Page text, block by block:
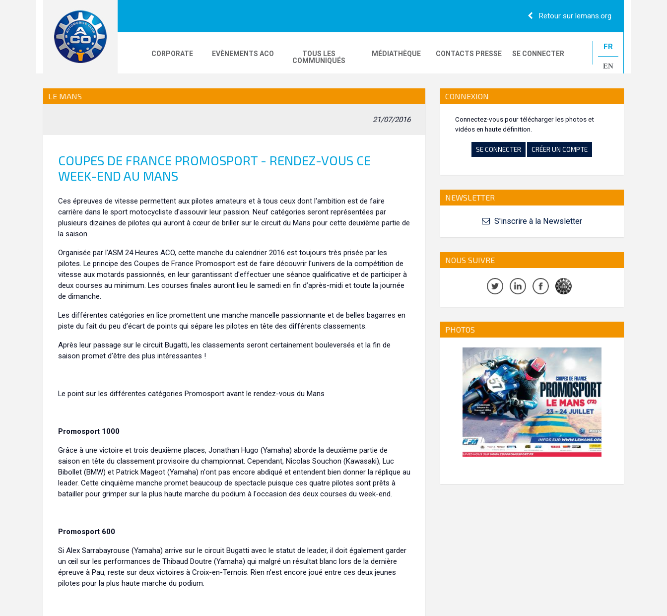
Retour sur lemans.org
CORPORATE EVÈNEMENTS ACO
LE MANS CLASSIC
TOUS LES
COMMUNIQUÉS
MÉDIATHÈQUE
LOGOS
CONTACTS PRESSE SE CONNECTER
FR
EN
LE MANS
21/07/2016
COUPES DE FRANCE PROMOSPORT - RENDEZ-VOUS CE
WEEK-END AU MANS
Ces épreuves de vitesse permettent aux pilotes amateurs et à tous ceux dont l'ambition est de faire
carrière dans le sport motocycliste d'assouvir leur passion. Neuf catégories seront représentées par
plusieurs dizaines de pilotes qui auront à cœur de briller sur le circuit du Mans pour cette deuxième partie de
la saison.
Organisée par l’ASM 24 Heures ACO, cette manche du calendrier 2016 est toujours très prisée par les
pilotes. Le principe des Coupes de France Promosport est de faire découvrir l'univers de la compétition de
vitesse aux motards passionnés, en leur garantissant d'effectuer une séance qualificative et de participer à
deux courses au minimum. Les courses finales auront lieu le samedi en fin d’après-midi et toute la journée
de dimanche.
Les différentes catégories en lice promettent une manche mancelle passionnante et de belles bagarres en
piste du fait du peu d’écart de points qui sépare les pilotes en tête des différents classements.
Après leur passage sur le circuit Bugatti, les classements seront certainement bouleversés et la fin de
saison promet d’être des plus intéressantes !
Le point sur les différentes catégories Promosport avant le rendez-vous du Mans
Promosport 1000
Grâce à une victoire et trois deuxième places, Jonathan Hugo (Yamaha) aborde la deuxième partie de
saison en tête du classement provisoire du championnat. Cependant, Nicolas Souchon (Kawasaki), Luc
Bibollet (BMW) et Patrick Mageot (Yamaha) n'ont pas encore abdiqué et entendent bien donner la réplique au
leader. Cette cinquième manche promet beaucoup de spectacle puisque ces quatre pilotes sont prêts à
batailler pour grimper sur la plus haute marche du podium à l'occasion des deux courses du week-end.
Promosport 600
Si Alex Sarrabayrouse (Yamaha) arrive sur le circuit Bugatti avec le statut de leader, il doit également garder
un œil sur les performances de Thibaud Doutre (Yamaha) qui malgré un résultat blanc lors de la dernière
épreuve à Pau, reste sur deux victoires à Croix-en-Ternois. Rien n’est encore joué entre ces deux jeunes
pilotes pour la plus haute marche du podium.
CONNEXION
Connectez-vous pour télécharger les photos et
vidéos en haute définition.
SE CONNECTER CRÉER UN COMPTE
NEWSLETTER
S'inscrire à la Newsletter
NOUS SUIVRE
PHOTOS